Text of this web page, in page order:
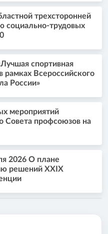
трехсторонней
социально-трудовых
спортивная
рамках Всероссийского
России»
мероприятий
Совета профсоюзов на
2026 О плане
решений XXIX